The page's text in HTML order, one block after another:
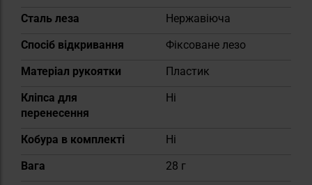
Сталь леза
Нержавіюча
Спосіб відкривання
Фіксоване лезо
Матеріал рукоятки
Пластик
Кліпса для
перенесення
Ні
Кобура в комплекті
Ні
Вага
28 г